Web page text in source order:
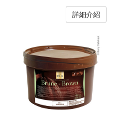
詳細介紹